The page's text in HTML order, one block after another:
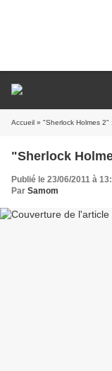
Accueil » "Sherlock Holmes 2"
"Sherlock
Publié le 23/06/2011 à
Par Samom